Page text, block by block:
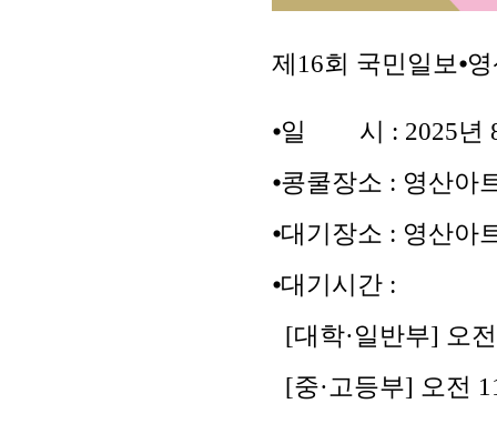
제 16회 국민일보⦁영
⦁일 시 : 2025년 8
⦁콩쿨장소 : 영산아
⦁대기장소 : 영산아
⦁대기시간 :
[대학·일반부] 오
[중·고등부] 오전